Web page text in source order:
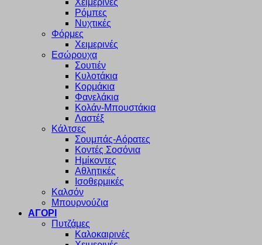
Χειμερινές
Ρόμπες
Νυχτικές
Φόρμες
Χειμερινές
Εσώρουχα
Σουτιέν
Κυλοτάκια
Κορμάκια
Φανελάκια
Κολάν-Μπουστάκια
Λαστέξ
Κάλτσες
Σουμπάς-Αόρατες
Κοντές Σοσόνια
Ημίκοντες
Αθλητικές
Ισοθερμικές
Καλσόν
Μπουρνούζια
ΑΓΟΡΙ
Πυτζάμες
Καλοκαιρινές